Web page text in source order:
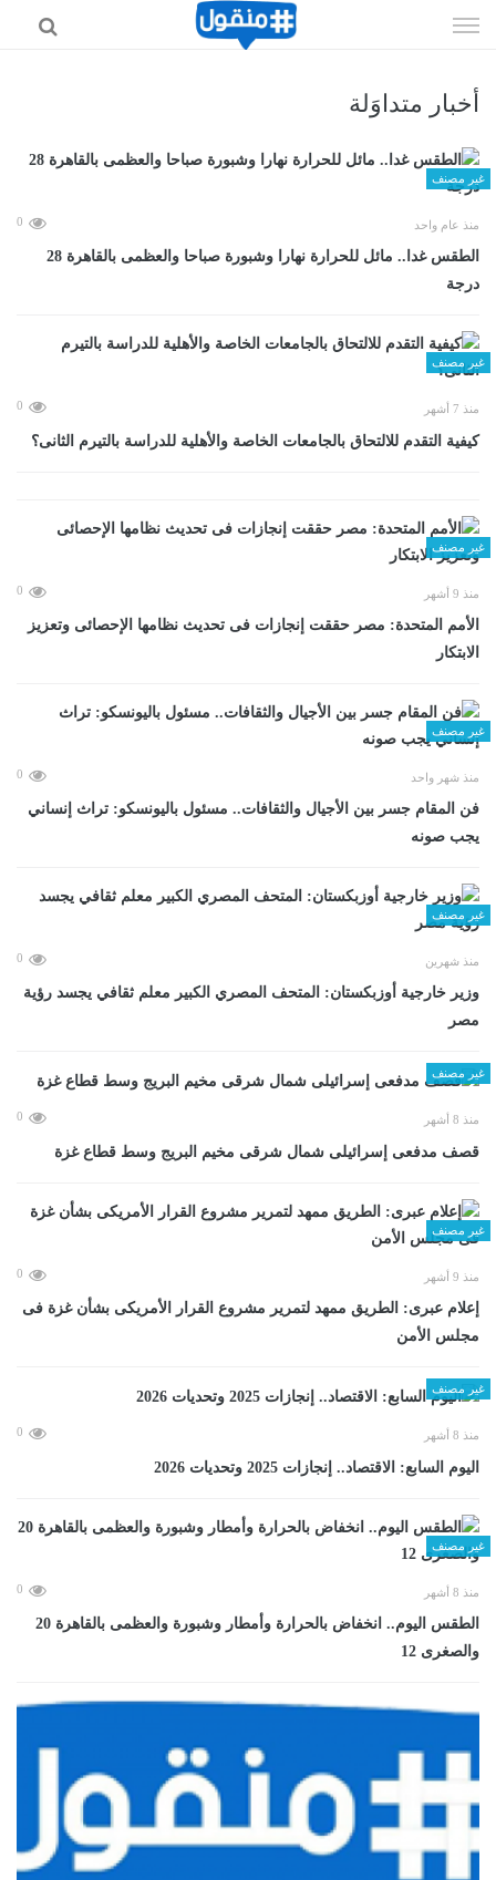
الى
أخبار متداوَلة
غير مصنف
منذ عام واحد 0
الطقس غدا.. مائل للحرارة نهارا وشبورة صباحا والعظمى بالقاهرة 28
درجة
غير مصنف
منذ 7 أشهر 0
كيفية التقدم للالتحاق بالجامعات الخاصة والأهلية للدراسة بالتيرم الثانى؟
غير مصنف
منذ 9 أشهر 0
الأمم المتحدة: مصر حققت إنجازات فى تحديث نظامها الإحصائى وتعزيز
الابتكار
غير مصنف
منذ شهر واحد 0
فن المقام جسر بين الأجيال والثقافات.. مسئول باليونسكو: تراث إنساني
يجب صونه
غير مصنف
منذ شهرين 0
وزير خارجية أوزبكستان: المتحف المصري الكبير معلم ثقافي يجسد رؤية
مصر
غير مصنف
منذ 8 أشهر 0
قصف مدفعى إسرائيلى شمال شرقى مخيم البريج وسط قطاع غزة
غير مصنف
منذ 9 أشهر 0
إعلام عبرى: الطريق ممهد لتمرير مشروع القرار الأمريكى بشأن غزة فى
مجلس الأمن
غير مصنف
منذ 8 أشهر 0
اليوم السابع: الاقتصاد.. إنجازات 2025 وتحديات 2026
غير مصنف
منذ 8 أشهر 0
الطقس اليوم.. انخفاض بالحرارة وأمطار وشبورة والعظمى بالقاهرة 20
والصغرى 12